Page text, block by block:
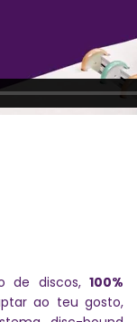
de discos, 100%
ao teu gosto,